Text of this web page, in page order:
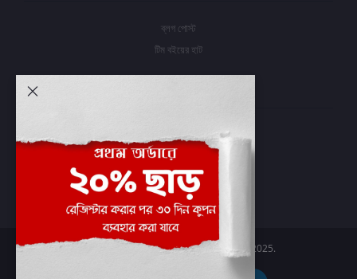
ব্লগ পোস্ট
টিম বইয়ের হাট
প্রবেশ করুন
অর্ডার ইতিহাস
আমার ইচ্ছাগুলি
অর্ডার ট্র্যাকিং
Boier Haat™ | © All rights reserved 2025.